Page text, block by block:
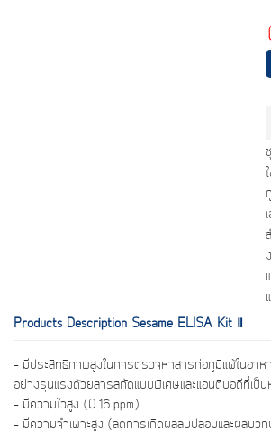
Products Description Sesame ELISA Kit Ⅱ
- มีประสิทธิภาพสูงในการตรวจหาสารก่อภูมิแพ้ในอา
อย่างรุนแรงด้วยสารสกัดแบบพิเศษและแอนติบอดีที่เป็น
- มีความไวสูง (0.16 ppm)
- มีความจำเพาะสูง (ลดการเกิดผลลบปลอมและผลบว